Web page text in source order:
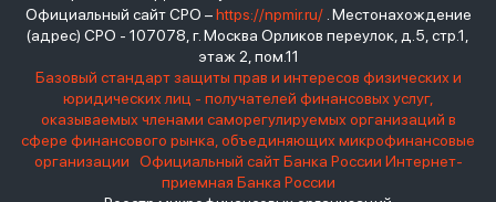
Официальный сайт СРО –https://npmir.ru/. Местонахождение
(адрес) СРО - 107078, г. Москва Орликов переулок, д.5, стр.1,
этаж 2, пом.11
Базовый стандарт защиты прав и интересов физических и
юридических лиц - получателей финансовых услуг,
оказываемых членами саморегулируемых организаций в
сфере финансового рынка, объединяющих микрофинансовые
организации
Официальный сайт Банка России Интернет-
приемная Банка России